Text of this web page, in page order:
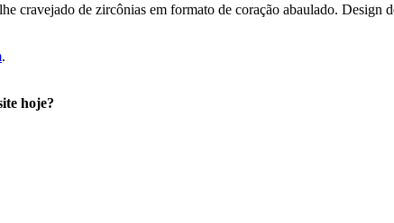
cravejado de zircônias em formato de coração abaulado.
.
hoje?